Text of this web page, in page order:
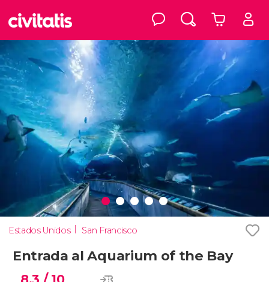
Estados Unidos San Francisco
Entrada al Aquarium of the Bay